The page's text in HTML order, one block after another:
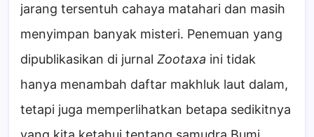
jarang tersentuh cahaya matahari dan masih
menyimpan banyak misteri. Penemuan yang
dipublikasikan di jurnal Zootaxa ini tidak
hanya menambah daftar makhluk laut dalam,
tetapi juga memperlihatkan betapa sedikitnya